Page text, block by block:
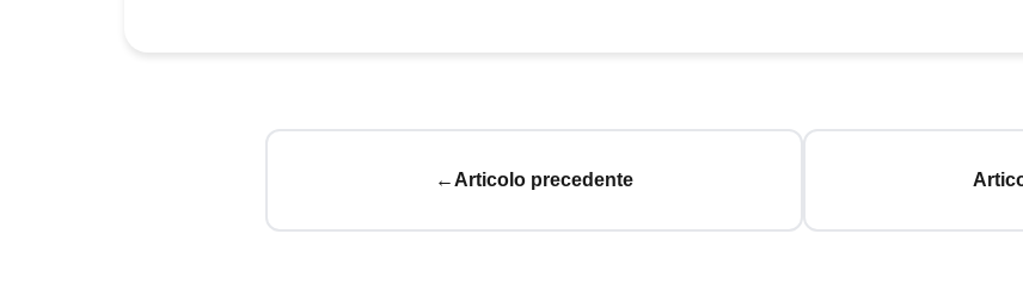
← Articolo precedente